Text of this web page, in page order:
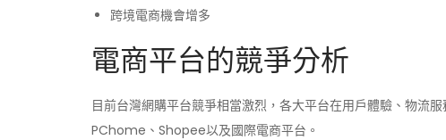
跨境電商機會增多
電商平台的競爭分析
目前台灣網購平台競爭相當激烈，各大平台在用戶體驗、物流
PChome、Shopee以及國際電商平台。